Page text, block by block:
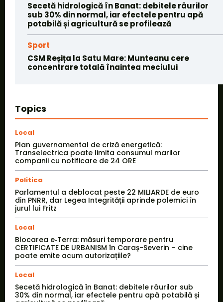
Secetă hidrologică în Banat: debitele râurilor
sub 30% din normal, iar efectele pentru apă
potabilă și agricultură se profilează
Sport
CSM Reșița la Satu Mare: Munteanu cere
concentrare totală înaintea meciului
Topics
Local
Plan guvernamental de criză energetică:
Transelectrica poate limita consumul marilor
companii cu notificare de 24 ORE
Politica
Parlamentul a deblocat peste 22 MILIARDE de euro
din PNRR, dar Legea Integrității aprinde polemici în
jurul lui Fritz
Local
Blocarea e‑Terra: măsuri temporare pentru
CERTIFICATE DE URBANISM în Caraș-Severin – cine
poate emite acum autorizațiile?
Local
Secetă hidrologică în Banat: debitele râurilor sub
30% din normal, iar efectele pentru apă potabilă și